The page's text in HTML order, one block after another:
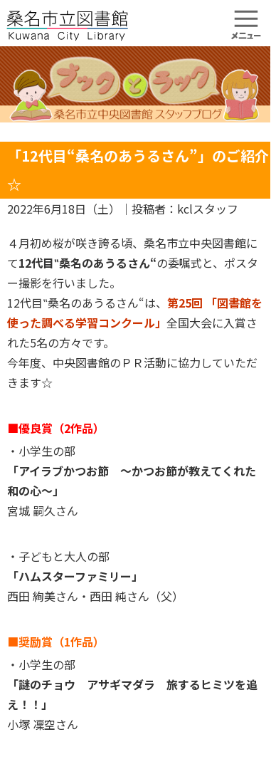
「12代目“桑名のあうるさん”」のご紹介
☆
2022年6月18日（土）
｜投稿者：kclスタッフ
４月初め桜が咲き誇る頃、桑名市立中央図書館に
て12代目‟桑名のあうるさん“の委嘱式と、ポスタ
ー撮影を行いました。
12代目‟桑名のあうるさん“は、 第25回 「図書館を
使った調べる学習コンクール」 全国大会に入賞さ
れた5名の方々です。
今年度、中央図書館のＰＲ活動に協力していただ
きます☆
■優良賞（2作品）
・小学生の部
「アイラブかつお節 ～かつお節が教えてくれた
和の心～」
宮城 嗣久さん
・子どもと大人の部
「ハムスターファミリー」
西田 絢美さん・西田 純さん（父）
■奨励賞（1作品）
・小学生の部
「謎のチョウ アサギマダラ 旅するヒミツを追
え！！」
小塚 凜空さん